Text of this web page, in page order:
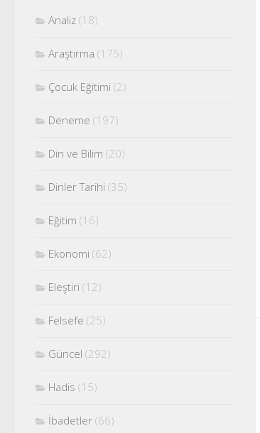
Analiz (18)
Araştırma (175)
Çocuk Eğitimi (2)
Deneme (197)
Din ve Bilim (20)
Dinler Tarihi (35)
Eğitim (16)
Ekonomi (62)
Eleştiri (12)
Felsefe (25)
Güncel (292)
Hadis (15)
İbadetler (66)